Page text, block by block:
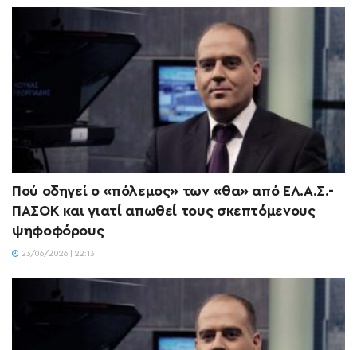
Πού οδηγεί ο «πόλεμος» των «θα» από ΕΛ.Α.Σ.-
ΠΑΣΟΚ και γιατί απωθεί τους σκεπτόμενους
ψηφοφόρους
23/06/2026 | 22:13